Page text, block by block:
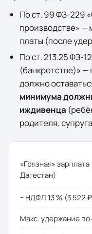
По ст. 99 ФЗ-229
производстве» —
платы (после
По ст. 213.25 ФЗ-
(банкротстве)» —
должно
минимума
иждивенца
родителя,
«Грязная»
Дагестан)
− НДФЛ 13 % (3 522 ₽
Макс. удержание